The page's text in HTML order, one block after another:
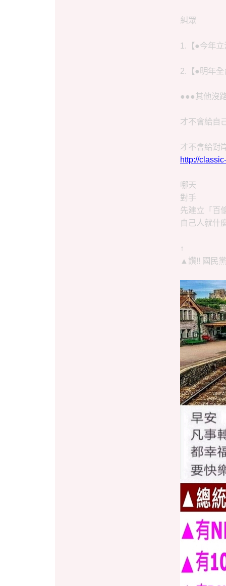
糾眾
1.【●今年
2.【●明年
●●●其他沒
才不會給自
才不會給對
http://
哪天
對手
先建立「百
自己人就什
↑
▲讚!! 國民